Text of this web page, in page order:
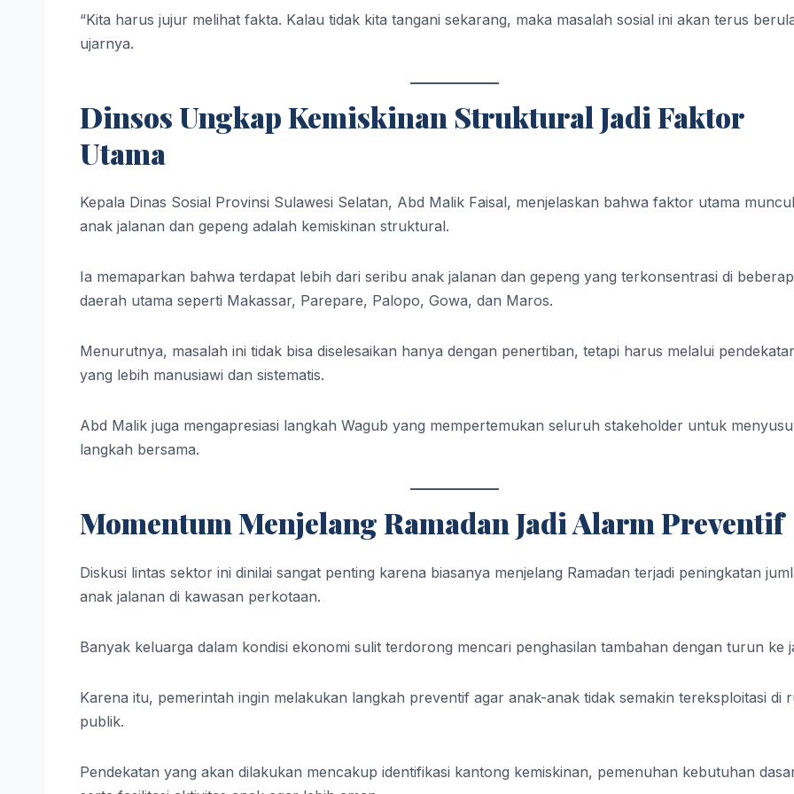
“Kita harus jujur melihat fakta. Kalau tidak kita tangani sekarang, maka masalah sosial ini akan terus
ujarnya.
Dinsos Ungkap Kemiskinan Struktural Jadi Faktor
Utama
Kepala Dinas Sosial Provinsi Sulawesi Selatan, Abd Malik Faisal, menjelaskan bahwa faktor utama
anak jalanan dan gepeng adalah kemiskinan struktural.
Ia memaparkan bahwa terdapat lebih dari seribu anak jalanan dan gepeng yang terkonsentrasi di
daerah utama seperti Makassar, Parepare, Palopo, Gowa, dan Maros.
Menurutnya, masalah ini tidak bisa diselesaikan hanya dengan penertiban, tetapi harus melalui
yang lebih manusiawi dan sistematis.
Abd Malik juga mengapresiasi langkah Wagub yang mempertemukan seluruh stakeholder untuk
langkah bersama.
Momentum Menjelang Ramadan Jadi Alarm Preventif
Diskusi lintas sektor ini dinilai sangat penting karena biasanya menjelang Ramadan terjadi peningkatan
anak jalanan di kawasan perkotaan.
Banyak keluarga dalam kondisi ekonomi sulit terdorong mencari penghasilan tambahan dengan turun ke
Karena itu, pemerintah ingin melakukan langkah preventif agar anak-anak tidak semakin tereksploitasi di
publik.
Pendekatan yang akan dilakukan mencakup identifikasi kantong kemiskinan, pemenuhan kebutuhan